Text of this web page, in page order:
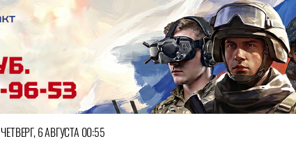
ЧЕТВЕРГ, 6 АВГУСТА 00:55